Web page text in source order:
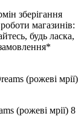
зберігання
магазинів:
будь ласка,
(рожеві мрії) 8